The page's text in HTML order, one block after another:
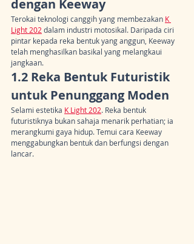
dengan Keeway
Terokai teknologi canggih yang membezakan K
Light 202 dalam industri motosikal. Daripada ciri
pintar kepada reka bentuk yang anggun, Keeway
telah menghasilkan basikal yang melangkaui
jangkaan.
1.2 Reka Bentuk Futuristik
untuk Penunggang Moden
Selami estetika K Light 202. Reka bentuk
futuristiknya bukan sahaja menarik perhatian; ia
merangkumi gaya hidup. Temui cara Keeway
menggabungkan bentuk dan berfungsi dengan
lancar.